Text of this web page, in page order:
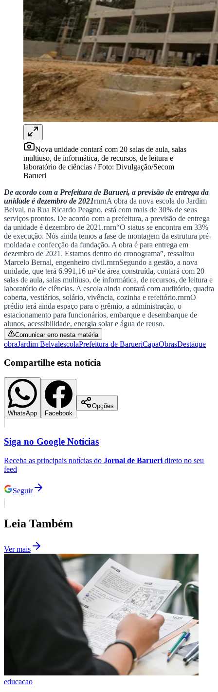
Cidades da Região
Santana de ParnaíbaOsascoCarapicuíbaJandira ItapeviCotia
do Bom Jesus
AraçariguamaCajamarCaieirasFranco da
RochaFrancisco MoratoTaboão da Serra
São Roque
Para Sua Empresa
Anuncie Regional
Guia de Empresas
Vagas na RegiãoNovo
Hub de Negócios
Guia Comercial
Selo Verificado
Portal Educacional
Agenda de Vestibulares
Vagas de Emprego
Concursos
Panorama Econômico
Para Sua Empresa
Anuncie no Portal
Verificar EmpresaNovo
Anunciar VagasNovo
Publicidade Legal
NBA
NFL
Fórmula 1
UFC
Tênis (ATP)
MLB
NHL
Atletismo
Vôlei
NBB
Brasileirão Série B
Paulistão
Copa do Brasil
Libertadores
Sul-Americana
Premier League
Bundesliga
Times - Ir direto
Nova unidade contará com 20 salas de aula, salas
multiuso, de informática, de recursos, de leitura e
laboratório de ciências / Foto: Divulgação/Secom
Barueri
De acordo com a Prefeitura de Barueri, a previsão de entrega da
unidade é dezembro de 2021rnrnA obra da nova escola do Jardim
Belval, na Rua Ricardo Peagno, está com mais de 30% de seus
serviços prontos. De acordo com a prefeitura, a previsão de entrega
da unidade é dezembro de 2021.rnrn“O status se encontra em 33%
de execução. Nós ainda temos a fase de montagem da estrutura pré-
moldada e confecção da fundação. A obra é para entrega em
dezembro de 2021. Estamos dentro do cronograma”, ressaltou
Marcelo Bernal, engenheiro civil.rnrnSegundo a gestão, a nova
unidade, que terá 6.991,16 m² de área construída, contará com 20
salas de aula, salas multiuso, de informática, de recursos, de leitura e
laboratório de ciências. A escola ainda contará com auditório, quadra
coberta, vestiários, solário, vivência, cozinha e refeitório.rnrnO
prédio terá ainda espaço para o grêmio, a administração, o
estacionamento para funcionários, embarque e desembarque de
alunos, acessibilidade, energia solar e água de reuso.
Comunicar erro nesta matéria
obraJardim BelvalescolaPrefeitura de BarueriCapaObrasDestaque
Compartilhe esta notícia
WhatsApp Facebook
Opções
Siga no Google Notícias
Receba as principais notícias do Jornal de Barueri direto no seu
feed
Seguir
Leia Também
Ver mais
educacao